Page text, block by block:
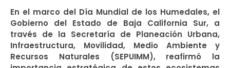
En el marco del Día Mundial de los Humedales, el
Gobierno del Estado de Baja California Sur, a
través de la Secretaría de Planeación Urbana,
Infraestructura, Movilidad, Medio Ambiente y
Recursos Naturales (SEPUIMM), reafirmó la